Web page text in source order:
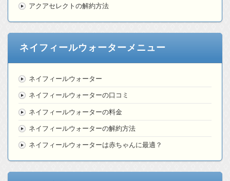
アクアセレクトの解約方法
ネイフィールウォーターメニュー
ネイフィールウォーター
ネイフィールウォーターの口コミ
ネイフィールウォーターの料金
ネイフィールウォーターの解約方法
ネイフィールウォーターは赤ちゃんに最適？